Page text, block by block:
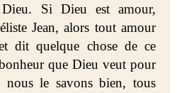
Dieu. Si Dieu est amour,
Jean, alors tout amour
dit quelque chose de ce
que Dieu veut pour
nous le savons bien, tous